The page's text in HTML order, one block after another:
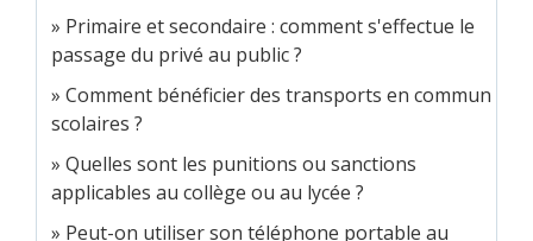
Primaire et secondaire : comment s'effectue le
passage du privé au public ?
Comment bénéficier des transports en commun
scolaires ?
Quelles sont les punitions ou sanctions
applicables au collège ou au lycée ?
Peut-on utiliser son téléphone portable au